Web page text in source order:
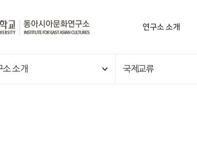
화연구소
연구소 소개
소 소개
국제교류